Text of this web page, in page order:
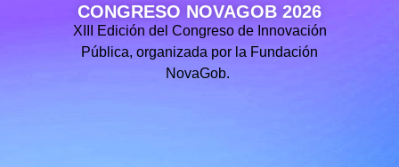
CONGRESO NOVAGOB 2026
XIII Edición del Congreso de Innovación
Pública, organizada por la Fundación
NovaGob.